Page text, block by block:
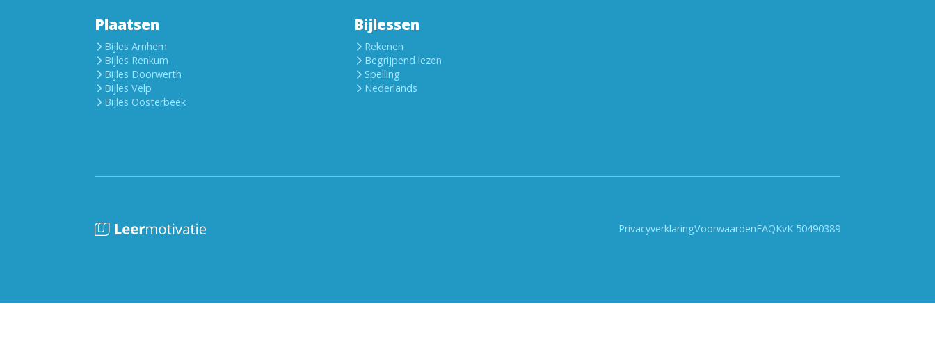
Plaatsen
Bijles Arnhem
Bijles Renkum
Bijles Doorwerth
Bijles Velp
Bijles Oosterbeek
Bijlessen
Rekenen
Begrijpend lezen
Spelling
Nederlands
PrivacyverklaringVoorwaardenFAQKvK 50490389